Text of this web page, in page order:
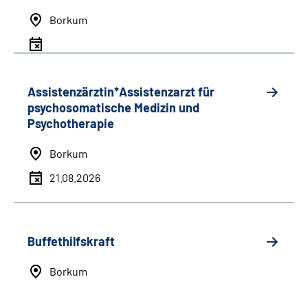
Borkum
Assistenzärztin*Assistenzarzt für
psychosomatische Medizin und
Psychotherapie
Borkum
21.08.2026
Buffethilfskraft
Borkum